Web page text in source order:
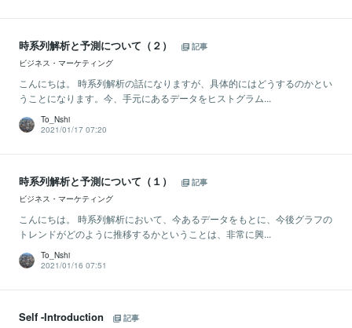
時系列解析と予測について（２）
記事
ビジネス・マーケティング
こんにちは。 時系列解析の話になりますが、具体的にはどうするのかとい
うことになります。今、手元にあるデータをヒストグラム...
To_Nshi
2021/01/17 07:20
時系列解析と予測について（１）
記事
ビジネス・マーケティング
こんにちは。 時系列解析において、今あるデータをもとに、今後グラフの
トレンドがどのように推移するかということは、非常に興...
To_Nshi
2021/01/16 07:51
Self -Introduction
記事